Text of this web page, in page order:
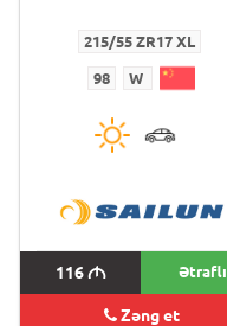
215/55 ZR17 XL
98 W
116M Ətraflı
Zəng et